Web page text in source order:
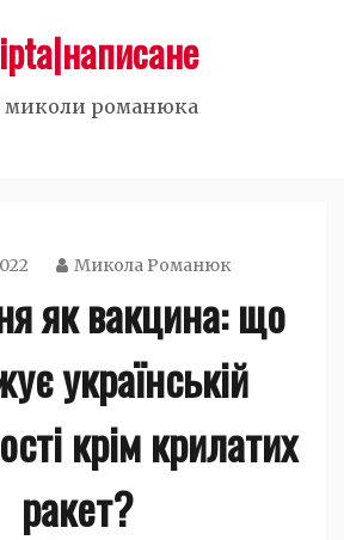
миколи романюка
Микола Романюк
як вакцина: що
українській
крім крилатих
ракет?